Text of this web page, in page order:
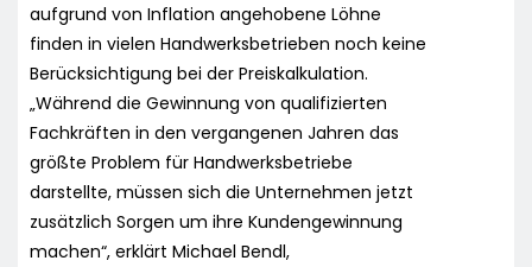
aufgrund von Inflation angehobene Löhne
finden in vielen Handwerksbetrieben noch keine
Berücksichtigung bei der Preiskalkulation.
„Während die Gewinnung von qualifizierten
Fachkräften in den vergangenen Jahren das
größte Problem für Handwerksbetriebe
darstellte, müssen sich die Unternehmen jetzt
zusätzlich Sorgen um ihre Kundengewinnung
machen“, erklärt Michael Bendl,